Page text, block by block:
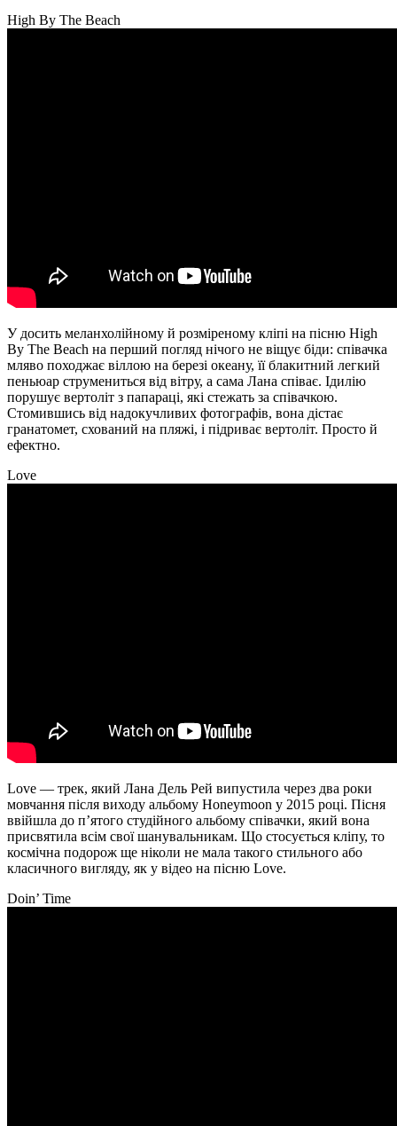
High By The Beach
У досить меланхолійному й розміреному кліпі на пісню High
By The Beach на перший погляд нічого не віщує біди: співачка
мляво походжає віллою на березі океану, її блакитний легкий
пеньюар струмениться від вітру, а сама Лана співає. Ідилію
порушує вертоліт з папараці, які стежать за співачкою.
Стомившись від надокучливих фотографів, вона дістає
гранатомет, схований на пляжі, і підриває вертоліт. Просто й
ефектно.
Love
Love — трек, який Лана Дель Рей випустила через два роки
мовчання після виходу альбому Honeymoon у 2015 році. Пісня
ввійшла до п’ятого студійного альбому співачки, який вона
присвятила всім свої шанувальникам. Що стосується кліпу, то
космічна подорож ще ніколи не мала такого стильного або
класичного вигляду, як у відео на пісню Love.
Doin’ Time